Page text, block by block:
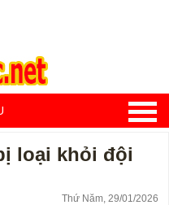
loại khỏi đội
Thứ Năm, 29/01/2026